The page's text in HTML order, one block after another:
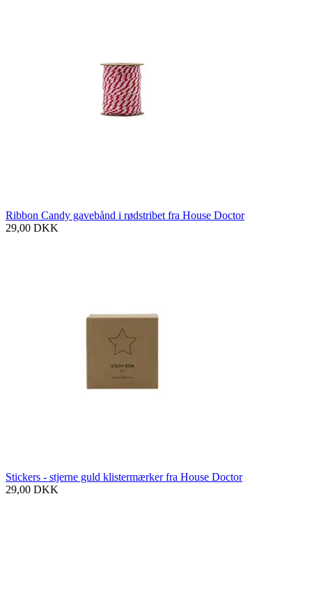
Ribbon Candy gavebånd i rødstribet fra House Doctor
29,00 DKK
Stickers - stjerne guld klistermærker fra House Doctor
29,00 DKK